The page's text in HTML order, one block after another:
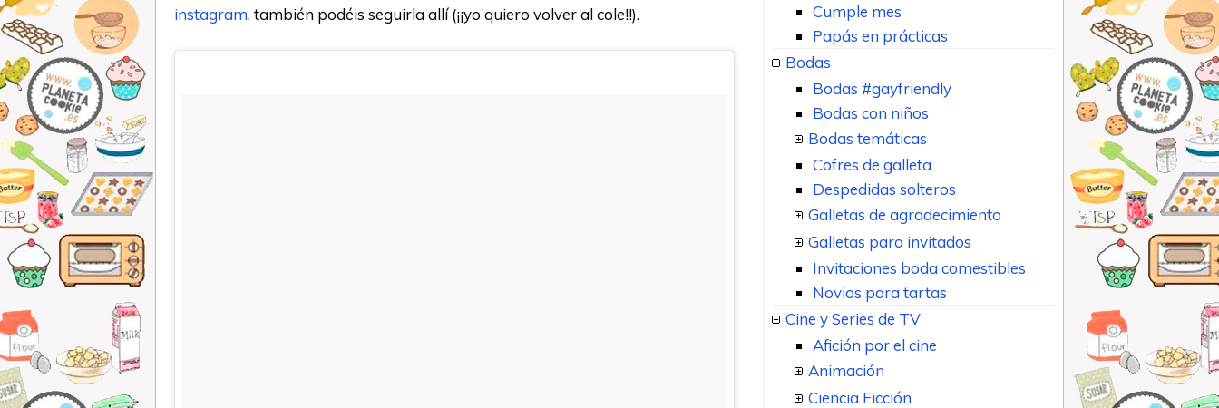
instagram, también podéis seguirla allí (¡¡yo quiero volver al cole!!).
Cumple mes
Papás en prácticas
Bodas
Bodas #gayfriendly
Bodas con niños
Bodas temáticas
Cofres de galleta
Despedidas solteros
Galletas de agradecimiento
Galletas para invitados
Invitaciones boda comestibles
Novios para tartas
Cine y Series de TV
Afición por el cine
Animación
Ciencia Ficción